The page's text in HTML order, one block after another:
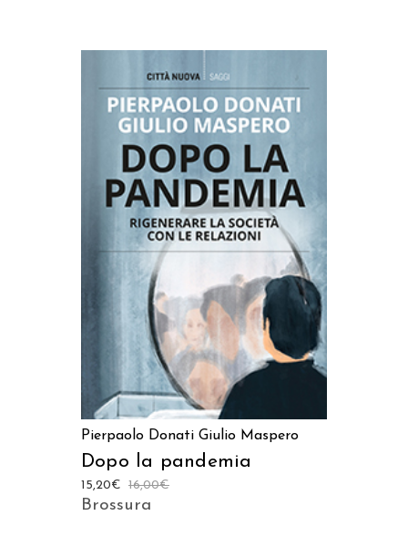
AGGIUNGI AL CARRELLO
Pierpaolo Donati Giulio Maspero
Dopo la pandemia
16,00€
15,20€
Brossura